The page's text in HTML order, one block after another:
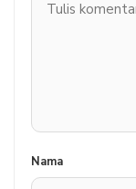
Nama